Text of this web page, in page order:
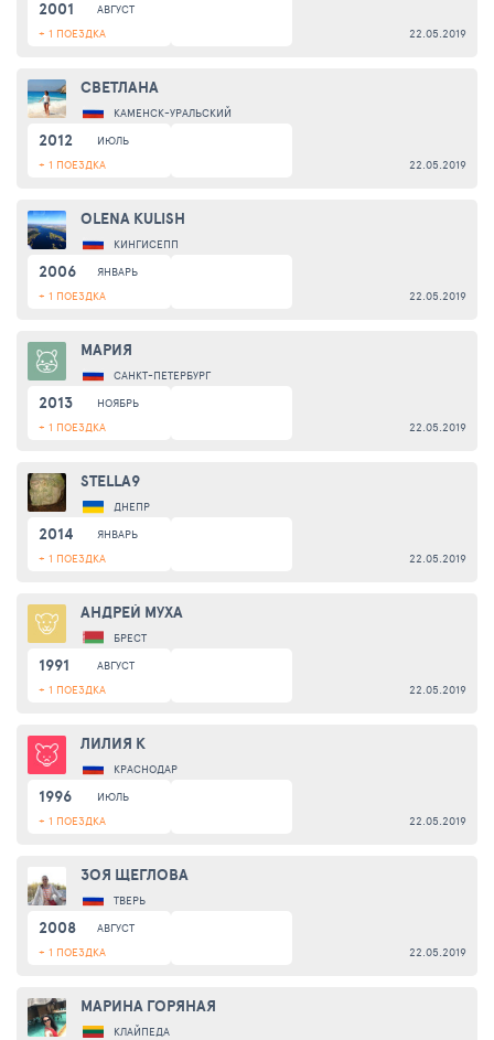
2001
АВГУСТ
+ 1 ПОЕЗДКА
22.05.2019
СВЕТЛАНА
КАМЕНСК-УРАЛЬСКИЙ
2012
ИЮЛЬ
+ 1 ПОЕЗДКА
22.05.2019
OLENA KULISH
КИНГИСЕПП
2006
ЯНВАРЬ
+ 1 ПОЕЗДКА
22.05.2019
МАРИЯ
САНКТ-ПЕТЕРБУРГ
2013
НОЯБРЬ
+ 1 ПОЕЗДКА
22.05.2019
STELLA9
ДНЕПР
2014
ЯНВАРЬ
+ 1 ПОЕЗДКА
22.05.2019
АНДРЕЙ МУХА
БРЕСТ
1991
АВГУСТ
+ 1 ПОЕЗДКА
22.05.2019
ЛИЛИЯ К
КРАСНОДАР
1996
ИЮЛЬ
+ 1 ПОЕЗДКА
22.05.2019
ЗОЯ ЩЕГЛОВА
ТВЕРЬ
2008
АВГУСТ
+ 1 ПОЕЗДКА
22.05.2019
МАРИНА ГОРЯНАЯ
КЛАЙПЕДА